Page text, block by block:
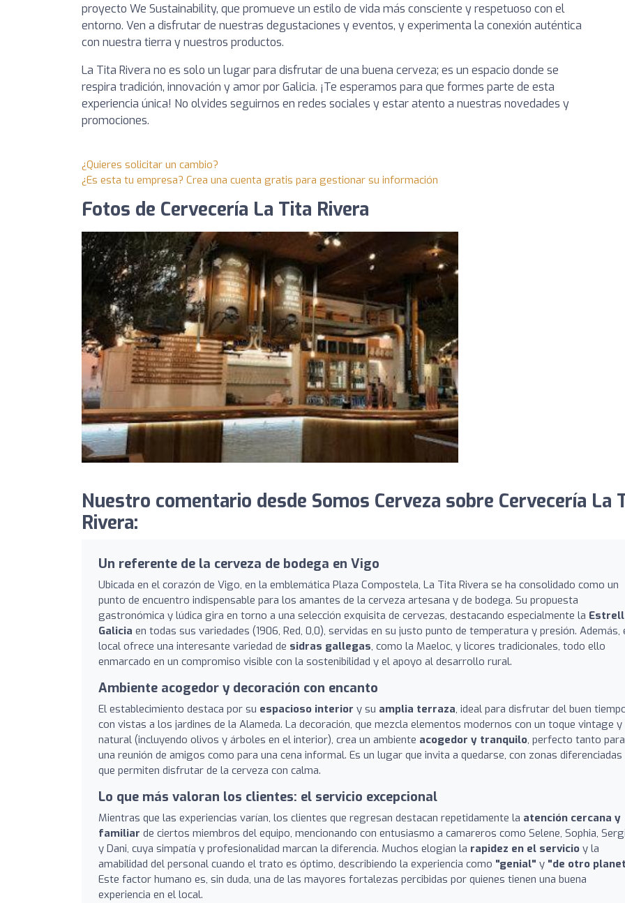
proyecto We Sustainability, que promueve un estilo de vida más consciente y respetuoso con el
entorno. Ven a disfrutar de nuestras degustaciones y eventos, y experimenta la conexión auténtica
con nuestra tierra y nuestros productos.
La Tita Rivera no es solo un lugar para disfrutar de una buena cerveza; es un espacio donde se
respira tradición, innovación y amor por Galicia. ¡Te esperamos para que formes parte de esta
experiencia única! No olvides seguirnos en redes sociales y estar atento a nuestras novedades y
promociones.
¿Quieres solicitar un cambio?
¿Es esta tu empresa? Crea una cuenta gratis para gestionar su información
Fotos de Cervecería La Tita Rivera
Nuestro comentario desde Somos Cerveza sobre Cervecería La
Rivera:
Un referente de la cerveza de bodega en Vigo
Ubicada en el corazón de Vigo, en la emblemática Plaza Compostela, La Tita Rivera se ha consolidado como un
punto de encuentro indispensable para los amantes de la cerveza artesana y de bodega. Su propuesta
gastronómica y lúdica gira en torno a una selección exquisita de cervezas, destacando especialmente la
Galicia en todas sus variedades (1906, Red, 0,0), servidas en su justo punto de temperatura y presión. Además,
local ofrece una interesante variedad de sidras gallegas, como la Maeloc, y licores tradicionales, todo ello
enmarcado en un compromiso visible con la sostenibilidad y el apoyo al desarrollo rural.
Ambiente acogedor y decoración con encanto
El establecimiento destaca por su espacioso interior y su amplia terraza, ideal para disfrutar del buen
con vistas a los jardines de la Alameda. La decoración, que mezcla elementos modernos con un toque vintage y
natural (incluyendo olivos y árboles en el interior), crea un ambiente acogedor y tranquilo, perfecto tanto para
una reunión de amigos como para una cena informal. Es un lugar que invita a quedarse, con zonas diferenciadas
que permiten disfrutar de la cerveza con calma.
Lo que más valoran los clientes: el servicio excepcional
Mientras que las experiencias varían, los clientes que regresan destacan repetidamente la atención cercana y
familiar de ciertos miembros del equipo, mencionando con entusiasmo a camareros como Selene, Sophia,
y Dani, cuya simpatía y profesionalidad marcan la diferencia. Muchos elogian la rapidez en el servicio y la
amabilidad del personal cuando el trato es óptimo, describiendo la experiencia como "genial" y "de otro
Este factor humano es, sin duda, una de las mayores fortalezas percibidas por quienes tienen una buena
experiencia en el local.